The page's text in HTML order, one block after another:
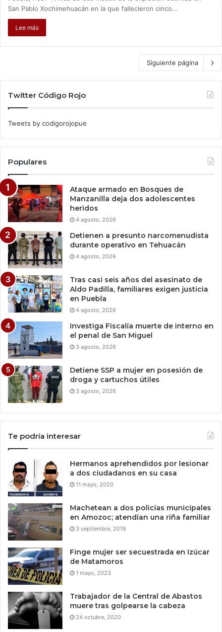
San Pablo Xochimehuacán en la que fallecieron cinco…
Lee más
Siguiente página
Twitter Código Rojo
Tweets by codigorojopue
Populares
Ataque armado en Bosques de
Manzanilla deja dos adolescentes
heridos
4 agosto, 2026
Detienen a presunto narcomenudista
durante operativo en Tehuacán
4 agosto, 2026
Tras casi seis años del asesinato de
Aldo Padilla, familiares exigen justicia
en Puebla
4 agosto, 2026
Investiga Fiscalía muerte de interno en
el penal de San Miguel
3 agosto, 2026
Detiene SSP a mujer en posesión de
droga y cartuchos útiles
3 agosto, 2026
Te podría interesar
Hermanos aprehendidos por lesionar
a dos ciudadanos en su casa
11 mayo, 2020
Machetean a dos policías municipales
en Amozoc; atendían una riña familiar
3 septiembre, 2019
Finge mujer ser secuestrada en Izúcar
de Matamoros
1 mayo, 2023
Trabajador de la Central de Abastos
muere tras golpearse la cabeza
24 octubre, 2020